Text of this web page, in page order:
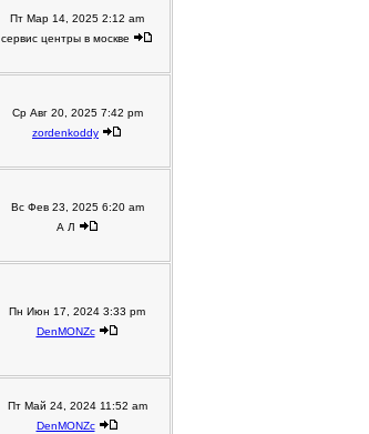
Пт Мар 14, 2025 2:12 am
сервис центры в москве
Ср Авг 20, 2025 7:42 pm
zordenkoddy
Вс Фев 23, 2025 6:20 am
А Л
Пн Июн 17, 2024 3:33 pm
DenMONZc
Пт Май 24, 2024 11:52 am
DenMONZc